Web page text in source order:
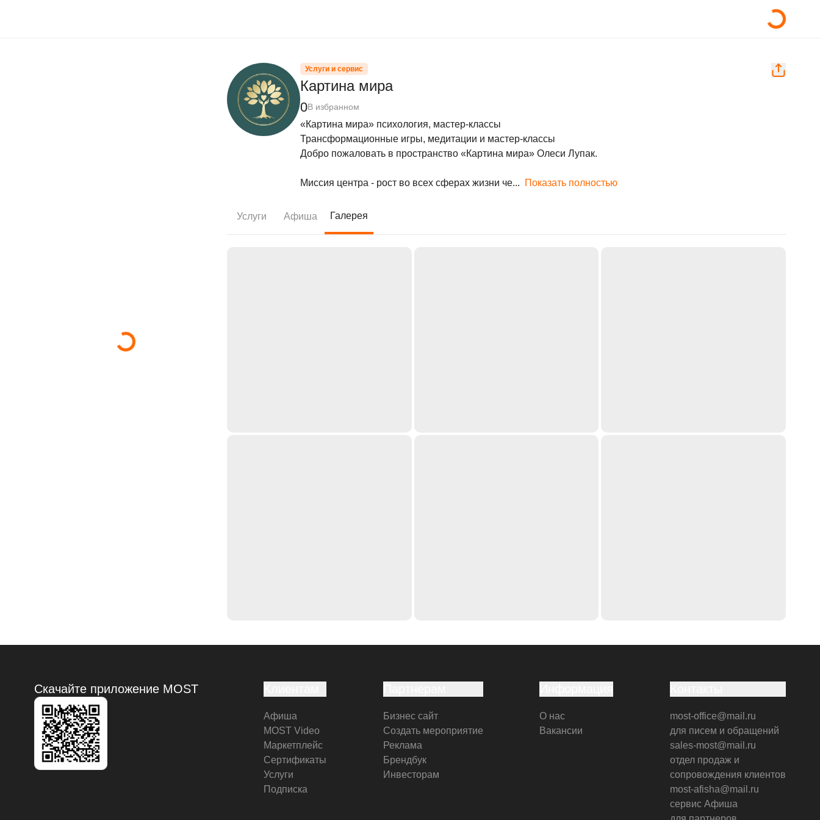
Услуги и сервис
Картина мира
0В избранном
«Картина мира» психология, мастер-классы
Трансформационные игры, медитации и мастер-классы
Добро пожаловать в пространство «Картина мира» Олеси Лупак.
Миссия центра - рост во всех сферах жизни че... Показать полностью
Услуги Афиша Галерея
Скачайте приложение MOST
Афиша
MOST Video
Маркетплейс
Сертификаты
Услуги
Подписка
Бизнес сайт
Создать мероприятие
Реклама
Брендбук
Инвесторам
О нас
Вакансии
most-office@mail.ru
для писем и обращений
sales-most@mail.ru
отдел продаж и
сопровождения клиентов
most-afisha@mail.ru
сервис Афиша